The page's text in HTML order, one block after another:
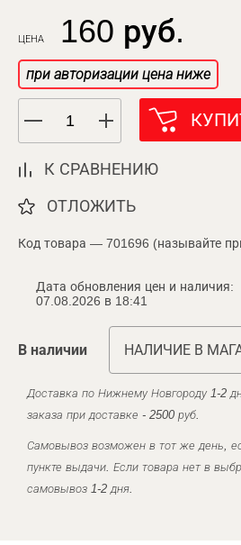
ЦЕНА 160 руб.
при авторизации цена ниже
К СРАВНЕНИЮ
ОТЛОЖИТЬ
Код товара — 701696 (называйте
Дата обновления цен и наличия:
07.08.2026 в 18:41
В наличии НАЛИЧИЕ В
Доставка по Нижнему Новгороду 1-2
заказа при доставке - 2500 руб.
Самовывоз возможен в тот же день,
пункте выдачи. Если товара нет в
самовывоз 1-2 дня.